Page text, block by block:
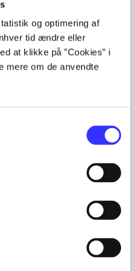
og optimering af
tid ændre eller
at klikke på ”Cookies” i
mere om de anvendte
på udgivelser